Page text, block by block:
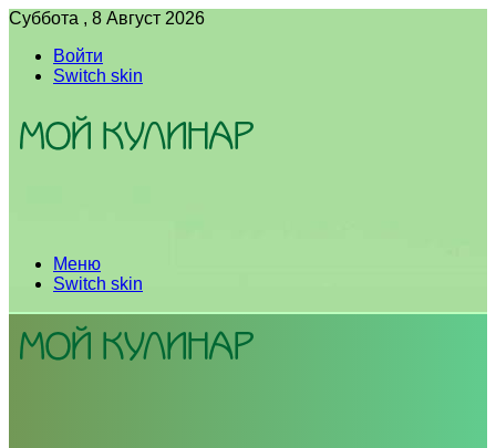
Суббота , 8 Август 2026
Войти
Switch skin
Меню
Switch skin